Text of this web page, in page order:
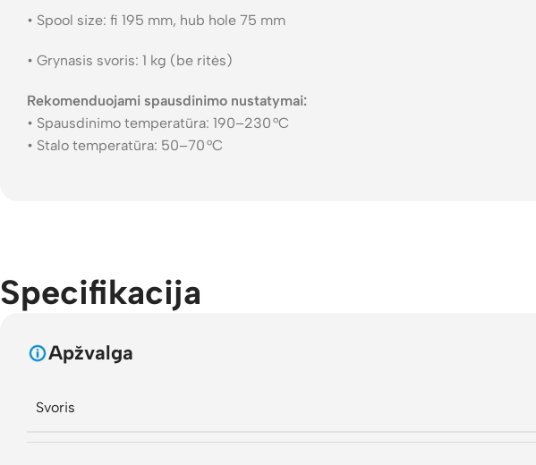
• Spool size: fi 195 mm, hub hole 75 mm
• Grynasis svoris: 1 kg (be ritės)
Rekomenduojami spausdinimo nustatymai:
• Spausdinimo temperatūra: 190–230 °C
• Stalo temperatūra: 50–70 °C
Specifikacija
Apžvalga
Svoris